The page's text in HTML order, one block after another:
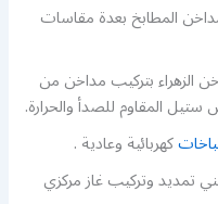
المطابخ بعدة مقاسات
الزهراء بتركيب مداخن من
المقاوم للصدأ والحرارة.
كهربائية وعادية .
تمديد وتركيب غاز مركزي